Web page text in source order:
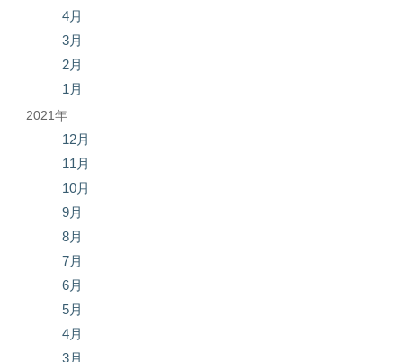
4月
3月
2月
1月
2021年
12月
11月
10月
9月
8月
7月
6月
5月
4月
3月